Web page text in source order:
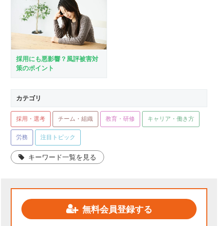
採用にも悪影響？風評被害対
策のポイント
カテゴリ
採用・選考 チーム・組織 教育・研修 キャリア・働き方
労務 注目トピック
キーワード一覧を見る
無料会員登録する